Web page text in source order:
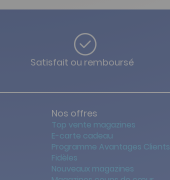
Satisfait ou remboursé
Nos offres
Top vente magazines
E-carte cadeau
Programme Avantages Clients
Fidèles
Nouveaux magazines